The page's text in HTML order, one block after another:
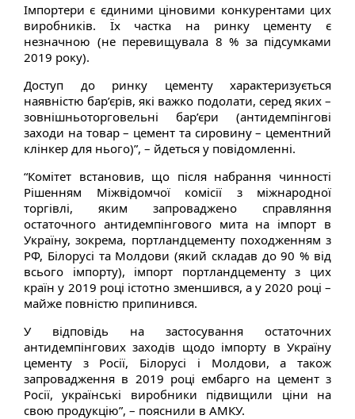
Імпортери є єдиними ціновими конкурентами цих
виробників. Їх частка на ринку цементу є
незначною (не перевищувала 8 % за підсумками
2019 року).
Доступ до ринку цементу характеризується
наявністю бар’єрів, які важко подолати, серед яких –
зовнішньоторговельні бар’єри (антидемпінгові
заходи на товар – цемент та сировину – цементний
клінкер для нього)”, – йдеться у повідомленні.
“Комітет встановив, що після набрання чинності
Рішенням Міжвідомчої комісії з міжнародної
торгівлі, яким запроваджено справляння
остаточного антидемпінгового мита на імпорт в
Україну, зокрема, портландцементу походженням з
РФ, Білорусі та Молдови (який складав до 90 % від
всього імпорту), імпорт портландцементу з цих
країн у 2019 році істотно зменшився, а у 2020 році –
майже повністю припинився.
У відповідь на застосування остаточних
антидемпінгових заходів щодо імпорту в Україну
цементу з Росії, Білорусі і Молдови, а також
запровадження в 2019 році ембарго на цемент з
Росії, українські виробники підвищили ціни на
свою продукцію”, – пояснили в АМКУ.